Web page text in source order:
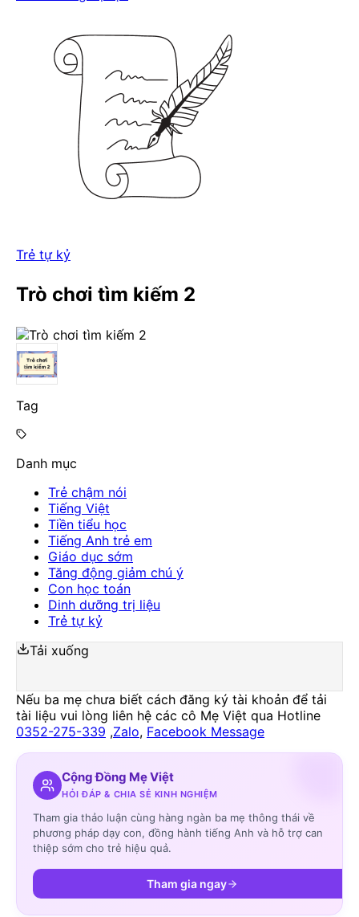
Trẻ tự kỷ
Trò chơi tìm kiếm 2
Tag
Danh mục
Trẻ chậm nói
Tiếng Việt
Tiền tiểu học
Tiếng Anh trẻ em
Giáo dục sớm
Tăng động giảm chú ý
Con học toán
Dinh dưỡng trị liệu
Trẻ tự kỷ
Tải xuống
Nếu ba mẹ chưa biết cách đăng ký tài khoản để tải
tài liệu vui lòng liên hệ các cô Mẹ Việt qua Hotline
0352-275-339 ,Zalo, Facebook Message
Cộng Đồng Mẹ Việt
HỎI ĐÁP & CHIA SẺ KINH NGHIỆM
Tham gia thảo luận cùng hàng ngàn ba mẹ thông thái về
phương pháp dạy con, đồng hành tiếng Anh và hỗ trợ can
thiệp sớm cho trẻ hiệu quả.
Tham gia ngay